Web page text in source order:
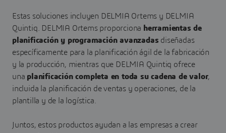
Estas soluciones incluyen DELMIA Ortems y DELMIA
Quintiq. DELMIA Ortems proporciona herramientas de
planificación y programación avanzadas diseñadas
específicamente para la planificación ágil de la fabricación
y la producción, mientras que DELMIA Quintiq ofrece
una planificación completa en toda su cadena de valor,
incluida la planificación de ventas y operaciones, de la
plantilla y de la logística.
Juntos, estos productos ayudan a las empresas a crear